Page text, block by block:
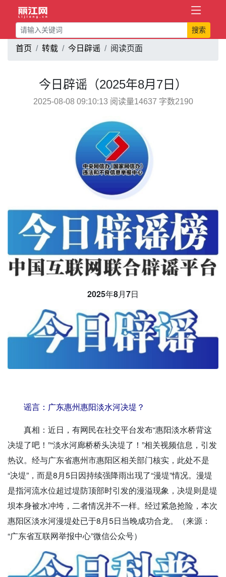
搜索
首页 转载 今日辟谣 阅读页面
今日辟谣（2025年8月7日）
2025-08-08 09:10:13 阅读量14637 字数2190
2025年8月7日
谣言： 广东惠州惠阳淡水河决堤？
真相： 近日，有网民在社交平台发布“惠阳淡水桥背这
决堤了吧！”“淡水河廊桥桥头决堤了！”相关视频信息，引发
热议。经与广东省惠州市惠阳区相关部门核实，此处不是
“决堤”，而是8月5日因持续强降雨出现了“漫堤”情况。漫堤
是指河流水位超过堤防顶部时引发的漫溢现象，决堤则是堤
坝本身被水冲垮，二者情况并不一样。经过紧急抢险，本次
惠阳区淡水河漫堤处已于8月5日当晚成功合龙。（来源：
“广东省互联网举报中心”微信公众号）